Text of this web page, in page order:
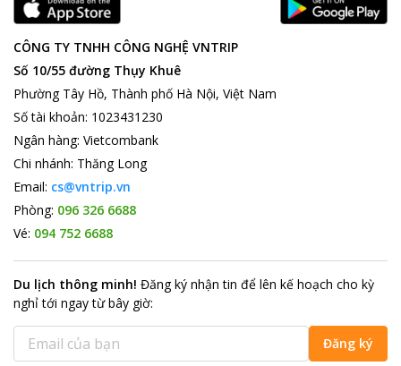
CÔNG TY TNHH CÔNG NGHỆ VNTRIP
Số 10/55 đường Thụy Khuê
Phường Tây Hồ, Thành phố Hà Nội, Việt Nam
Số tài khoản: 1023431230
Ngân hàng: Vietcombank
Chi nhánh: Thăng Long
Email: cs@vntrip.vn
Phòng: 096 326 6688
Vé: 094 752 6688
Du lịch thông minh! Đăng ký nhận tin để lên kế hoạch cho kỳ
nghỉ tới ngay từ bây giờ:
Đăng ký